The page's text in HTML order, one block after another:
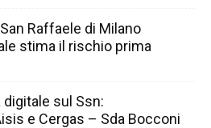
Raffaele di Milano
stima il rischio prima
sul Ssn:
e Cergas – Sda Bocconi